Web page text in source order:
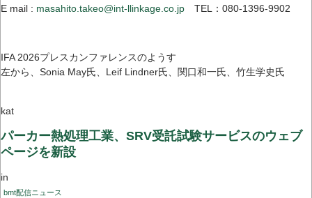
E mail : masahito.takeo@int-llinkage.co.jp TEL：080-1396-9902
IFA 2026プレスカンファレンスのようす
左から、Sonia May氏、Leif Lindner氏、関口和一氏、竹生学史氏
kat
パーカー熱処理工業、SRV受託試験サービスのウェブ
ページを新設
in
bmt配信ニュース